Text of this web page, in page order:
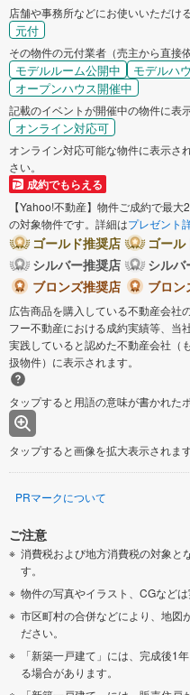
店舗や事務所などにお使いいただけ
元付
その物件の元付業者（売主から直接
モデルルーム公開中 モデルハ
オープンハウス開催中
記載のイベントが開催中の物件に表
オンライン対応可
オンライン対応可能な物件に表示さ
さい。
成約でもらえる
【Yahoo!不動産】物件ご成約で最
の対象物件です。詳細はプレゼント
ゴールド推奨店
ゴール
シルバー推奨店
シルバ
ブロンズ推奨店
ブロン
広告商品を購入している不動産会社
フー不動産における成約実績等、当
実践していると認めた不動産会社（
扱物件）に表示されます。
タップすると用語の意味が書かれた
タップすると画像を拡大表示されます
PRマークについて
ご注意
消費税および地方消費税の対象と
す。
物件の写真やイラスト、CGなど
市区町村の合併などにより、地図
ださい。
「新築一戸建て」には、完成後1
る場合があります。